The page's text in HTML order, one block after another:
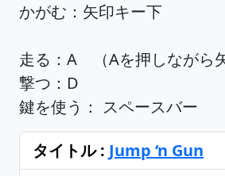
かがむ：矢印キー下
走る：A （Aを押しながら
撃つ：D
鍵を使う： スペースバー
タイトル : Jump ‘n Gun